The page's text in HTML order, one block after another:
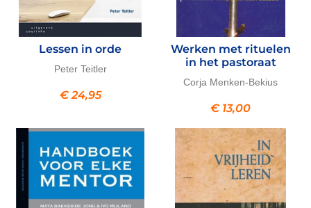
Lessen in orde
Peter Teitler
€24,95
Werken met rituelen
in het pastoraat
Corja Menken-Bekius
€13,00